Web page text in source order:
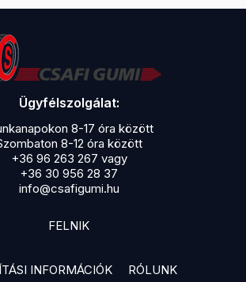
Ügyfélszolgálat:
8-17 óra között
8-12 óra között
+36 96 263 267 vagy
+36 30 956 28 37
info@csafigumi.hu
FELNIK
INFORMÁCIÓK RÓLUNK